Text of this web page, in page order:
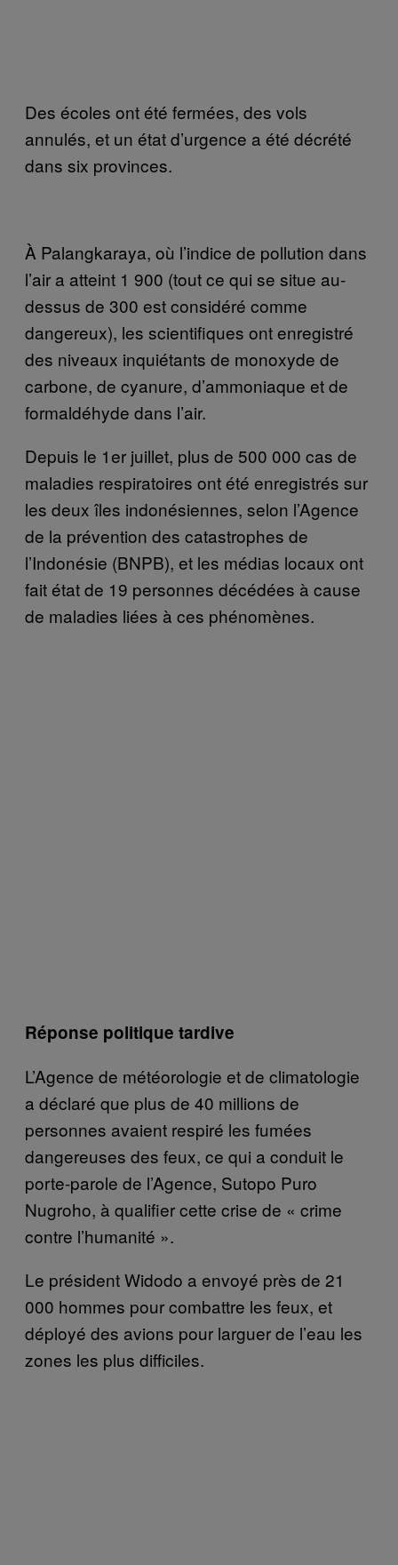
Des écoles ont été fermées, des vols
annulés, et un état d’urgence a été décrété
dans six provinces.
À Palangkaraya, où l’indice de pollution dans
l’air a atteint 1 900 (tout ce qui se situe au-
dessus de 300 est considéré comme
dangereux), les scientifiques ont enregistré
des niveaux inquiétants de monoxyde de
carbone, de cyanure, d’ammoniaque et de
formaldéhyde dans l’air.
Depuis le 1er juillet, plus de 500 000 cas de
maladies respiratoires ont été enregistrés sur
les deux îles indonésiennes, selon l’Agence
de la prévention des catastrophes de
l’Indonésie (BNPB), et les médias locaux ont
fait état de 19 personnes décédées à cause
de maladies liées à ces phénomènes.
Réponse politique tardive
L’Agence de météorologie et de climatologie
a déclaré que plus de 40 millions de
personnes avaient respiré les fumées
dangereuses des feux, ce qui a conduit le
porte-parole de l’Agence, Sutopo Puro
Nugroho, à qualifier cette crise de « crime
contre l’humanité ».
Le président Widodo a envoyé près de 21
000 hommes pour combattre les feux, et
déployé des avions pour larguer de l’eau les
zones les plus difficiles.